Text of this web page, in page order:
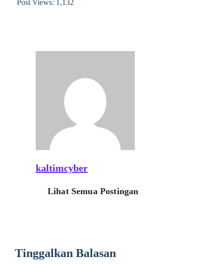
Post Views: 1,132
kaltimcyber
Lihat Semua Postingan
Tinggalkan Balasan